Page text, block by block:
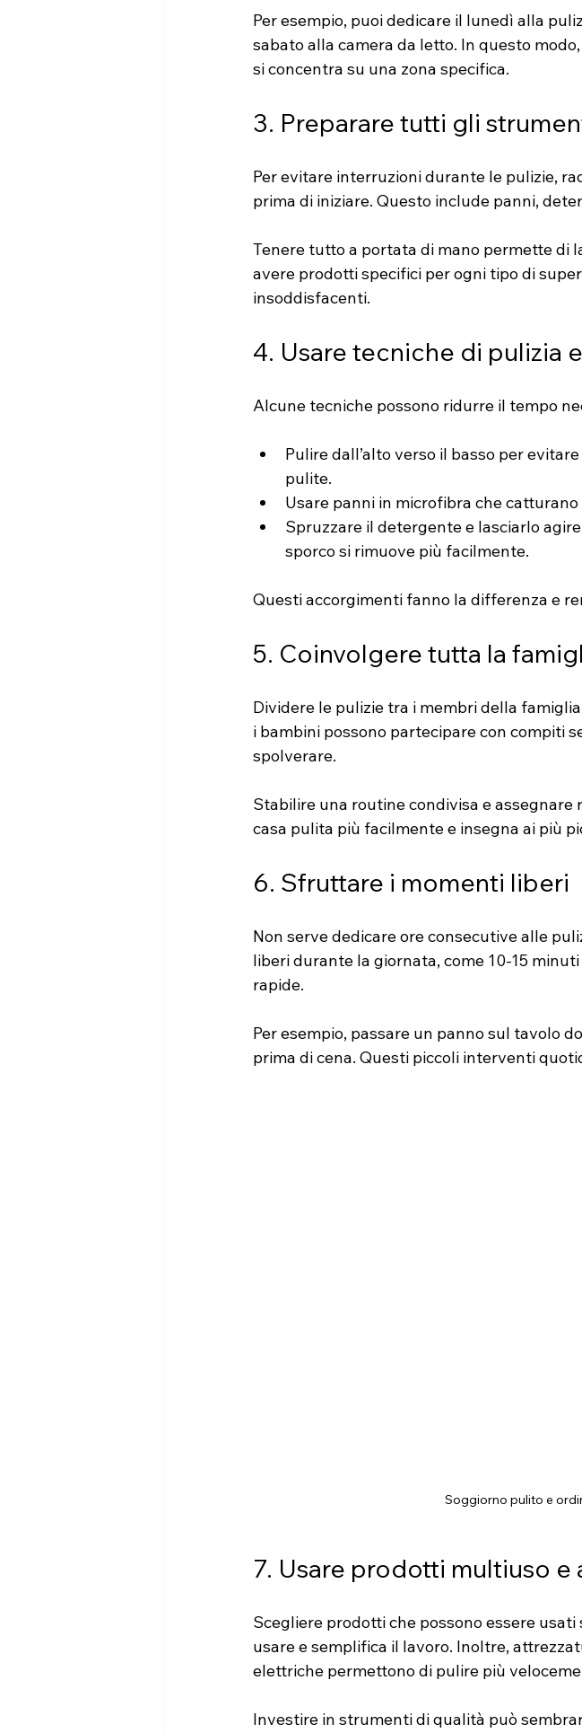
Per esempio, puoi dedicare il lunedì alla
sabato alla camera da letto. In questo
si concentra su una zona specifica.
3. Preparare tutti gli
Per evitare interruzioni durante le pulizie,
prima di iniziare. Questo include panni,
Tenere tutto a portata di mano permette di
avere prodotti specifici per ogni tipo di
insoddisfacenti.
4. Usare tecniche di pulizia
Alcune tecniche possono ridurre il tempo
Pulire dall’alto verso il basso per
pulite.
Usare panni in microfibra che
Spruzzare il detergente e lasciarlo
sporco si rimuove più facilmente.
Questi accorgimenti fanno la differenza e
5. Coinvolgere tutta la
Dividere le pulizie tra i membri della
i bambini possono partecipare con compiti
spolverare.
Stabilire una routine condivisa e
casa pulita più facilmente e insegna ai più
6. Sfruttare i momenti liberi
Non serve dedicare ore consecutive alle
liberi durante la giornata, come 10-15
rapide.
Per esempio, passare un panno sul tavolo
prima di cena. Questi piccoli interventi
Soggiorno pulito e
7. Usare prodotti multiuso
Scegliere prodotti che possono essere
usare e semplifica il lavoro. Inoltre,
elettriche permettono di pulire più
Investire in strumenti di qualità può